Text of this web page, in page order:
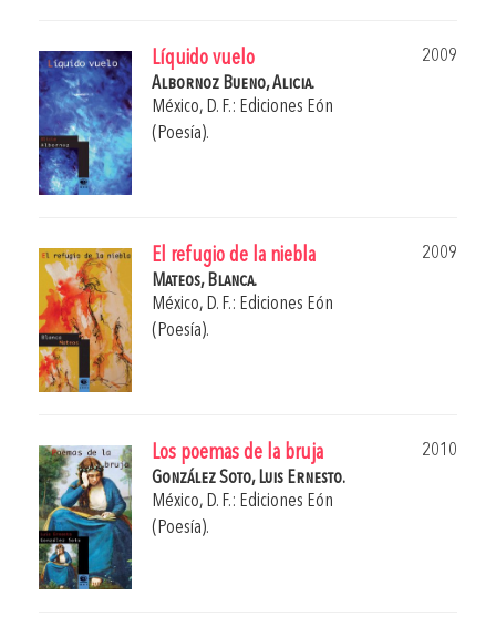
Líquido vuelo
2009
Albornoz Bueno, Alicia.
México, D. F.: Ediciones Eón
(Poesía).
El refugio de la niebla
2009
Mateos, Blanca.
México, D. F.: Ediciones Eón
(Poesía).
Los poemas de la bruja
2010
González Soto, Luis Ernesto.
México, D. F.: Ediciones Eón
(Poesía).